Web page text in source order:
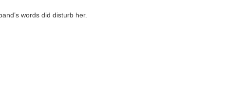
words did disturb her.